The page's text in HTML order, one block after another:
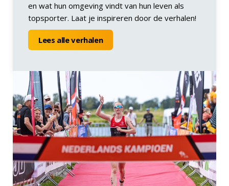
en wat hun omgeving vindt van hun leven als
topsporter. Laat je inspireren door de verhalen!
Lees alle verhalen